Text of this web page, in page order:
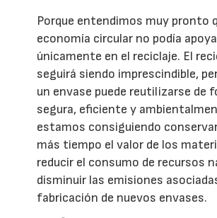
Porque entendimos muy pronto
economía circular no podía
únicamente en el reciclaje. El
seguirá siendo imprescindible,
un envase puede reutilizarse de
segura, eficiente y
estamos consiguiendo
más tiempo el valor de los
reducir el consumo de recursos
disminuir las emisiones
fabricación de nuevos envases.